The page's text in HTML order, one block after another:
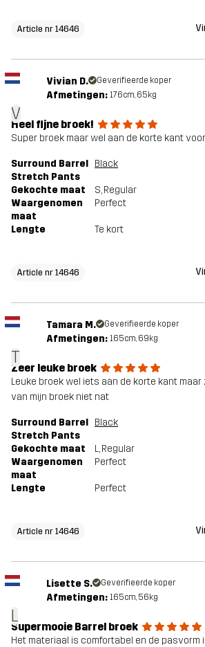
Article nr 14646
V
Vivian D. Geverifieerde koper
Afmetingen: 176cm, 65kg
Heel fijne broek!
Super broek maar wel aan de korte kant
Surround Barrel
Stretch Pants
Black
Gekochte maat S, Regular
Waargenomen
maat
Perfect
Lengte Te kort
Article nr 14646
T
Tamara M. Geverifieerde koper
Afmetingen: 165cm, 69kg
Zeer leuke broek
Leuke broek wel iets aan de korte kant
van mijn broek niet nat
Surround Barrel
Stretch Pants
Black
Gekochte maat L, Regular
Waargenomen
maat
Perfect
Lengte Perfect
Article nr 14646
L
Lisette S. Geverifieerde koper
Afmetingen: 165cm, 56kg
Supermooie Barrel broek
Het materiaal is comfortabel en de pasvorm